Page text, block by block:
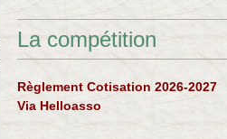
La compétition
Règlement Cotisation 2026-2027
Via Helloasso